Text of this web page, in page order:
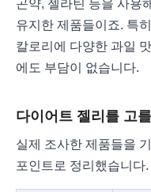
곤약, 젤라틴 등을 사용
유지한 제품들이죠. 특
칼로리에 다양한 과일
에도 부담이 없습니다.
다이어트 젤리를 고
실제 조사한 제품들을
포인트로 정리했습니다.